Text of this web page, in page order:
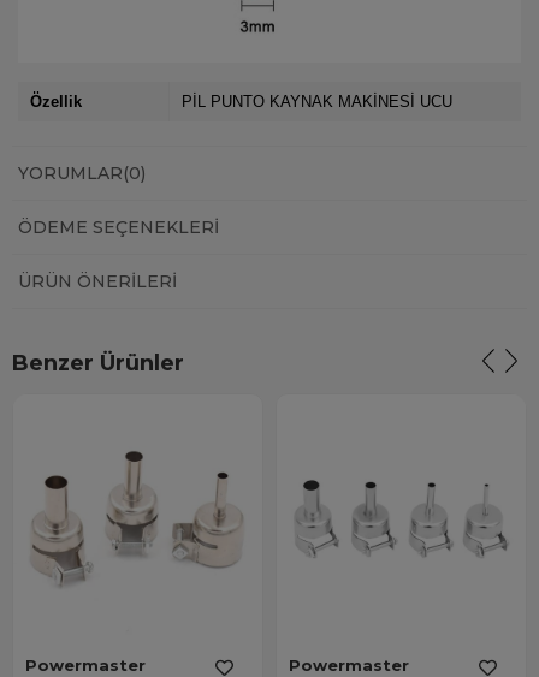
Özellik PİL PUNTO KAYNAK MAKİNESİ UCU
YORUMLAR(0)
ÖDEME SEÇENEKLERI
ÜRÜN ÖNERILERI
Benzer Ürünler
Powermaster Powermaster